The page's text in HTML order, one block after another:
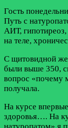
Гость
Путь с
АИТ,
на теле,
С щитовидной
были выше 350,
вопрос «почему
получала.
На курсе
здоровья…. На